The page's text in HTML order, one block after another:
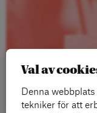
Val av
Denna
tekniker för att